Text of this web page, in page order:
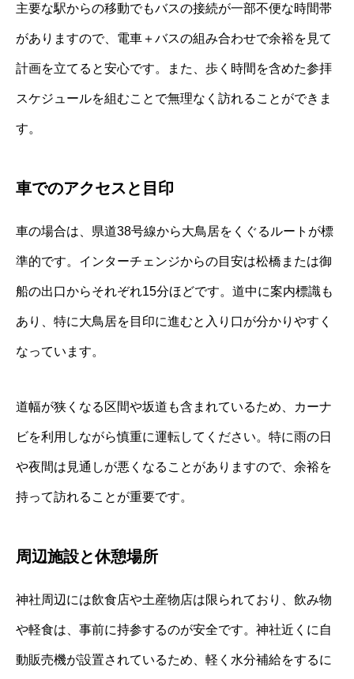
主要な駅からの移動でもバスの接続が一部不便な時間帯
がありますので、電車＋バスの組み合わせで余裕を見て
計画を立てると安心です。また、歩く時間を含めた参拝
スケジュールを組むことで無理なく訪れることができま
す。
車でのアクセスと目印
車の場合は、県道38号線から大鳥居をくぐるルートが標
準的です。インターチェンジからの目安は松橋または御
船の出口からそれぞれ15分ほどです。道中に案内標識も
あり、特に大鳥居を目印に進むと入り口が分かりやすく
なっています。
道幅が狭くなる区間や坂道も含まれているため、カーナ
ビを利用しながら慎重に運転してください。特に雨の日
や夜間は見通しが悪くなることがありますので、余裕を
持って訪れることが重要です。
周辺施設と休憩場所
神社周辺には飲食店や土産物店は限られており、飲み物
や軽食は、事前に持参するのが安全です。神社近くに自
動販売機が設置されているため、軽く水分補給をするに